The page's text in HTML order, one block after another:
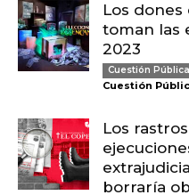
Los
toman las
2023
Cuestión Pública
Cuestión
Los
borraría